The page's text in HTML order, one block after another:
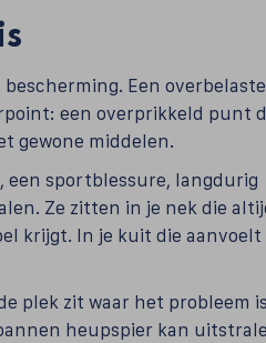
Een
een overprikkeld punt
gewone middelen.
een sportblessure, langdurig
Ze zitten in je nek die
krijgt. In je kuit die aanvoelt
plek zit waar het probleem
heupspier kan